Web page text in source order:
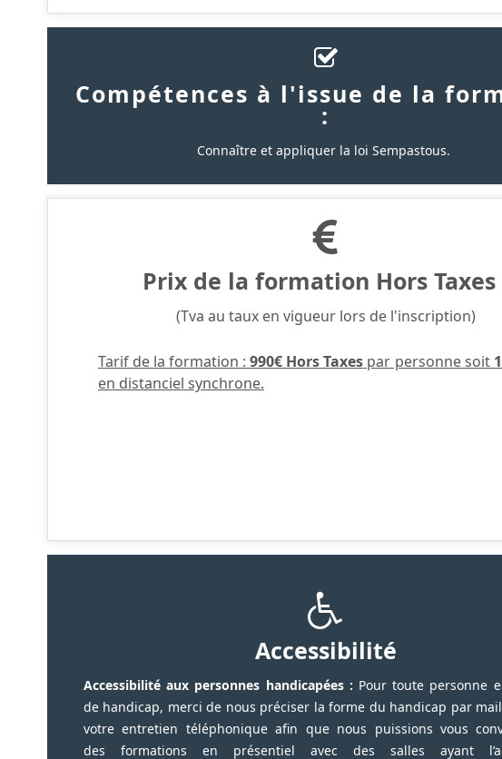
Compétences à l'issue de la
:
Connaître et appliquer la loi Sempastous.
Prix de la formation Hors Taxes
(Tva au taux en vigueur lors de l'inscription)
Tarif de la formation :990€ Hors Taxes par personne soit
en distanciel synchrone.
Accessibilité
Accessibilité aux personnes handicapées : Pour toute personne
de handicap, merci de nous préciser la forme du handicap par
votre entretien téléphonique afin que nous puissions vous
des formations en présentiel avec des salles ayant